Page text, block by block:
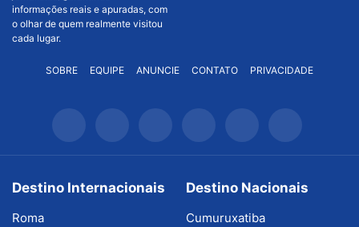
informações reais e apuradas, com
o olhar de quem realmente visitou
cada lugar.
SOBRE EQUIPE ANUNCIE CONTATO PRIVACIDADE
Destino Internacionais
Roma
Destino Nacionais
Cumuruxatiba